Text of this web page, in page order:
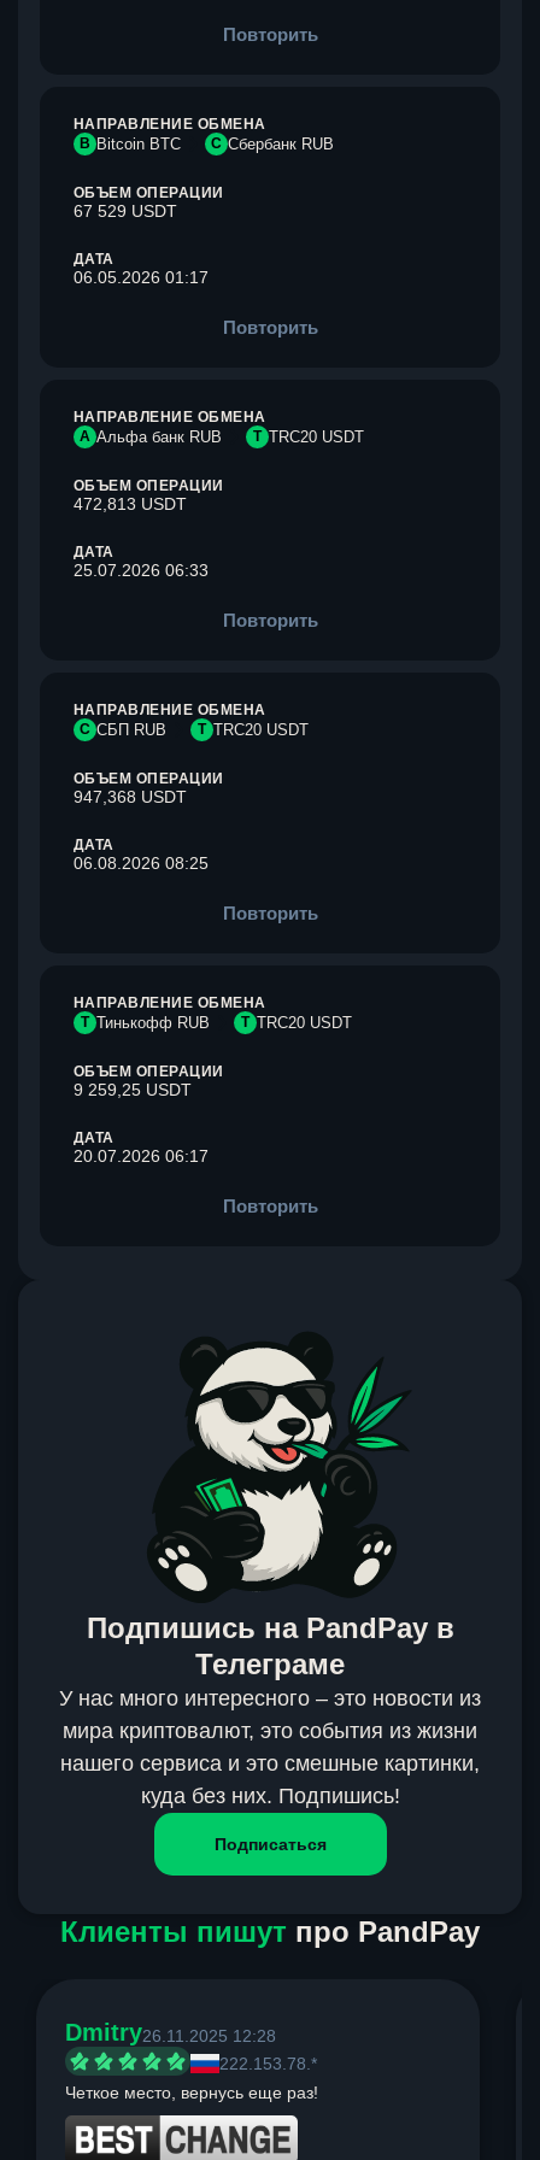
Повторить
НАПРАВЛЕНИЕ ОБМЕНА
B Bitcoin BTC С Сбербанк RUB
ОБЪЕМ ОПЕРАЦИИ
67 529 USDT
ДАТА
06.05.2026 01:17
Повторить
НАПРАВЛЕНИЕ ОБМЕНА
А Альфа банк RUB T TRC20 USDT
ОБЪЕМ ОПЕРАЦИИ
472,813 USDT
ДАТА
25.07.2026 06:33
Повторить
НАПРАВЛЕНИЕ ОБМЕНА
С СБП RUB T TRC20 USDT
ОБЪЕМ ОПЕРАЦИИ
947,368 USDT
ДАТА
06.08.2026 08:25
Повторить
НАПРАВЛЕНИЕ ОБМЕНА
Т Тинькофф RUB T TRC20 USDT
ОБЪЕМ ОПЕРАЦИИ
9 259,25 USDT
ДАТА
20.07.2026 06:17
Повторить
Подпишись на PandPay в
Телеграме
У нас много интересного – это новости из
мира криптовалют, это события из жизни
нашего сервиса и это смешные картинки,
куда без них. Подпишись!
Подписаться
Клиенты пишут про PandPay
Dmitry26.11.2025 12:28
222.153.78.*
Четкое место, вернусь еще раз!